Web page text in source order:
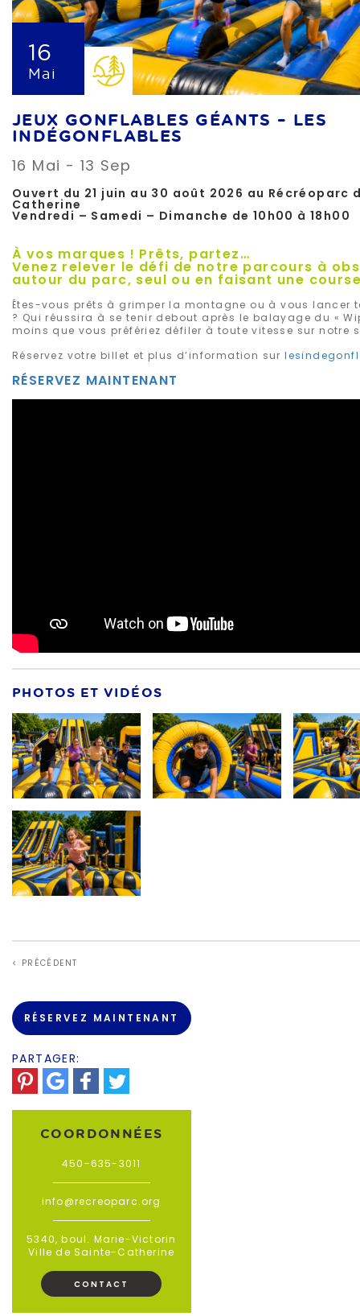
16
Mai
JEUX GONFLABLES GÉANTS – LES
INDÉGONFLABLES
16 Mai - 13 Sep
Ouvert du 21 juin au 30 août 2026 au Récréoparc
Catherine
Vendredi – Samedi – Dimanche de 10h00 à 18h00
À vos marques ! Prêts, partez…
Venez relever le défi de notre parcours à
autour du parc, seul ou en faisant une
Êtes-vous prêts à grimper la montagne ou à vous lancer
? Qui réussira à se tenir debout après le balayage du «
moins que vous préfériez défiler à toute vitesse sur notre
Réservez votre billet et plus d’information sur
RÉSERVEZ MAINTENANT
PHOTOS ET VIDÉOS
< PRÉCÉDENT
RÉSERVEZ MAINTENANT
PARTAGER:
COORDONNÉES
450-635-3011
info@recreoparc.org
5340, boul. Marie-Victorin
Ville de Sainte-Catherine
CONTACT